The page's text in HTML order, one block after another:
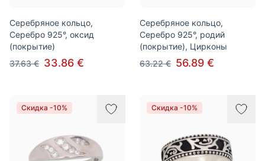
Серебряное кольцо,
Серебро 925°, оксид
(покрытие)
37.63 € 33.86 €
Серебряное кольцо,
Серебро 925°, родий
(покрытие), Цирконы
63.22 € 56.89 €
Скидка -10% Скидка -10%